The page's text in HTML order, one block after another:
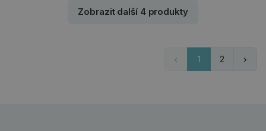
Zobrazit další 4 produkty
1 2